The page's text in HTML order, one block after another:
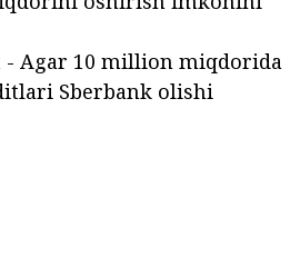
- Agar 10 million miqdorida
Sberbank olishi